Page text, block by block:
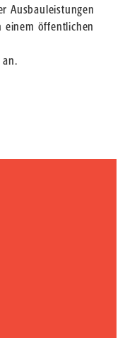
Ausbauleistungen
einem öffentlichen